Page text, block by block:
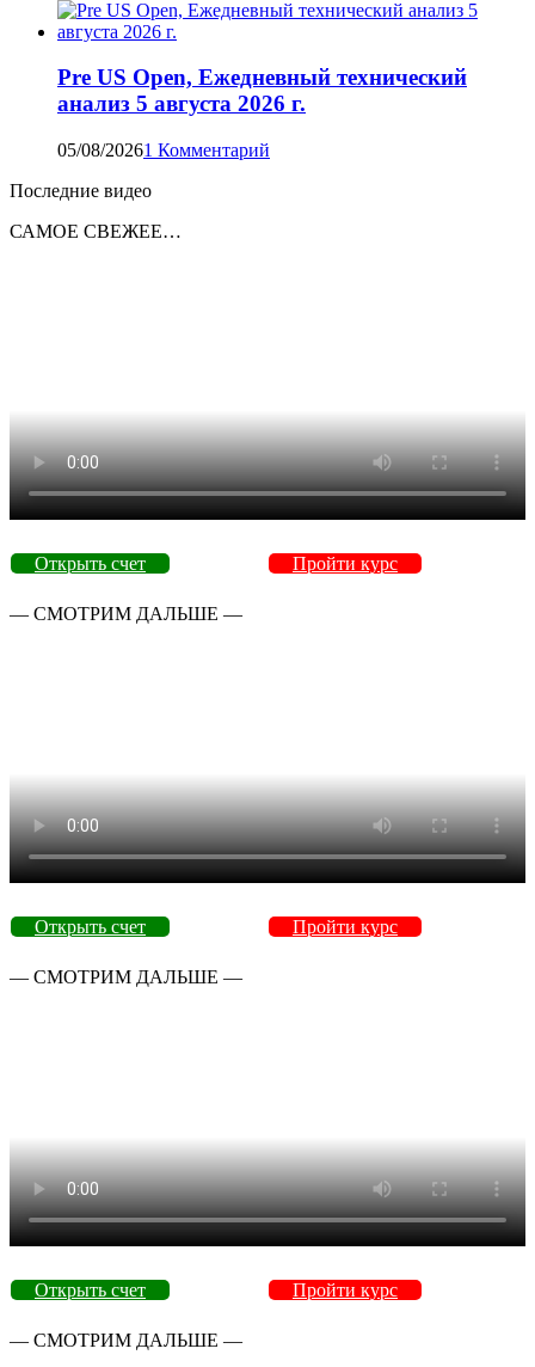
Pre US Open, Ежедневный технический
анализ 5 августа 2026 г.
05/08/20261 Комментарий
Последние видео
САМОЕ СВЕЖЕЕ…
Открыть счет Пройти курс
— СМОТРИМ ДАЛЬШЕ —
Открыть счет Пройти курс
— СМОТРИМ ДАЛЬШЕ —
Открыть счет Пройти курс
— СМОТРИМ ДАЛЬШЕ —